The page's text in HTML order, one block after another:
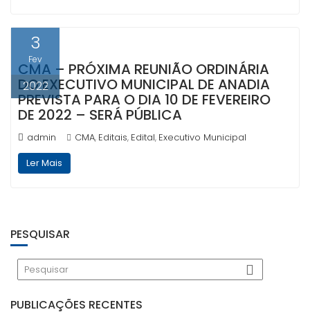
3
Fev
2022
CMA – PRÓXIMA REUNIÃO ORDINÁRIA
DO EXECUTIVO MUNICIPAL DE ANADIA
PREVISTA PARA O DIA 10 DE FEVEREIRO
DE 2022 – SERÁ PÚBLICA
admin CMA, Editais, Edital, Executivo Municipal
Ler Mais
PESQUISAR
PUBLICAÇÕES RECENTES